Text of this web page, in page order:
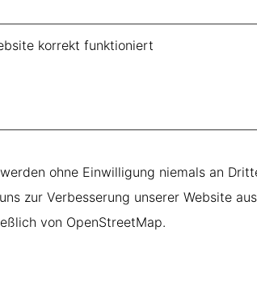
korrekt funktioniert
ohne Einwilligung niemals an
zur Verbesserung unserer Website
von OpenStreetMap.